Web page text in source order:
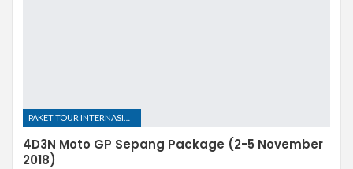
4D3N Moto GP Sepang Package (2-5 November
2018)